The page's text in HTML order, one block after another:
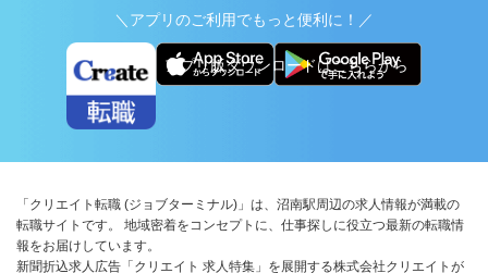
＼アプリのご利用でもっと便利に！／
アプリ版ダウンロードはこちらから
「クリエイト転職 (ジョブターミナル)」は、沼南駅周辺の求人情報が満載の
転職サイトです。 地域密着をコンセプトに、仕事探しに役立つ最新の転職情
報をお届けしています。
新聞折込求人広告「クリエイト 求人特集」を展開する株式会社クリエイトが